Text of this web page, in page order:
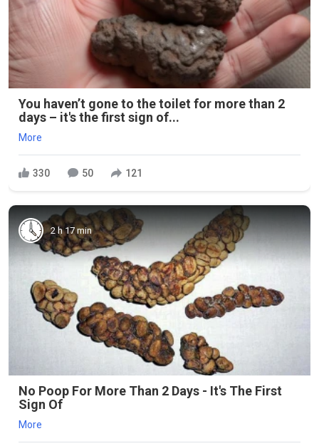
You haven’t gone to the toilet for more than 2
days – it's the first sign of...
More
330 50 121
2 h 17 min
No Poop For More Than 2 Days - It's The First
Sign Of
More